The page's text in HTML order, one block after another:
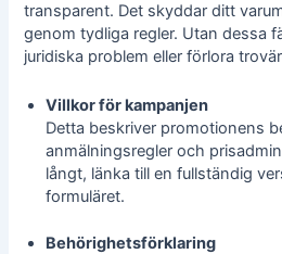
transparent. Det skyddar ditt
genom tydliga regler. Utan dessa
juridiska problem eller förlora
Villkor för kampanjen
Detta beskriver promotionens
anmälningsregler och
långt, länka till en fullständig
formuläret.
Behörighetsförklaring